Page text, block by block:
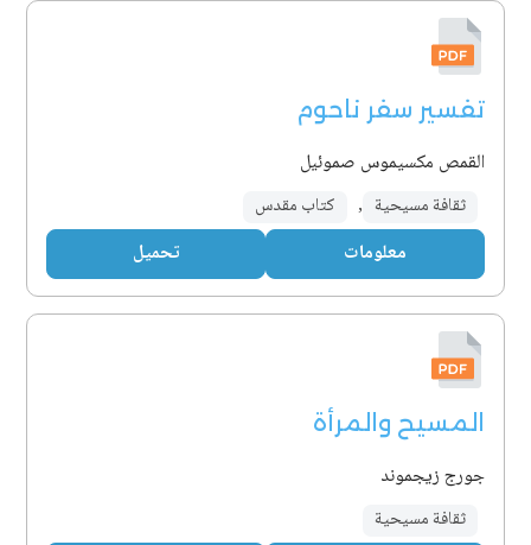
تفسير سفر ناحوم
القمص مكسيموس صموئيل
ثقافة مسيحية , كتاب مقدس
معلومات تحميل
المسيح والمرأة
جورج زيجموند
ثقافة مسيحية